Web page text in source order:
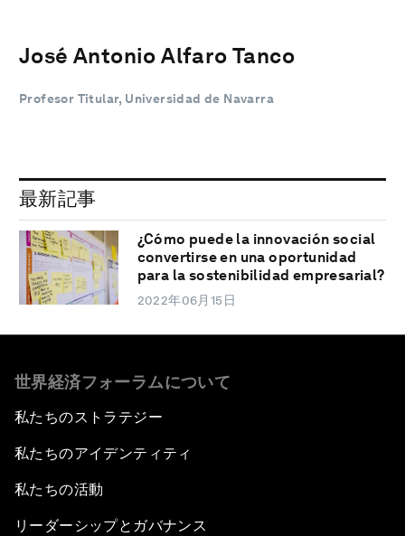
José Antonio Alfaro Tanco
Profesor Titular, Universidad de Navarra
最新記事
¿Cómo puede la innovación social
convertirse en una oportunidad
para la sostenibilidad empresarial?
2022年06月15日
世界経済フォーラムについて
私たちのストラテジー
私たちのアイデンティティ
私たちの活動
リーダーシップとガバナンス